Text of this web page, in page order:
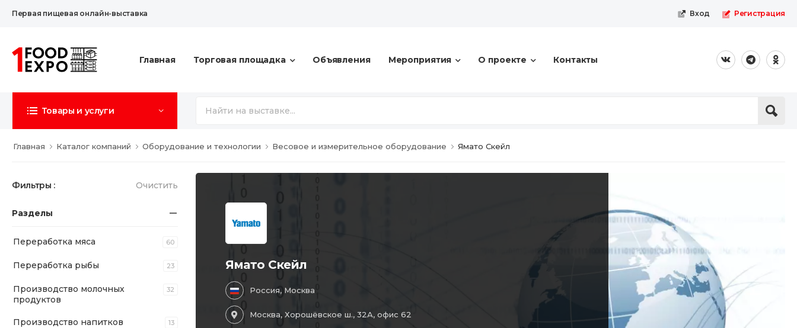
Первая пищевая онлайн-выставка Вход Регистрация
Главная Торговая площадка Объявления Мероприятия О проекте Контакты
Товары и услуги
Главная Каталог компаний Оборудование и технологии Весовое и измерительное оборудование Ямато Скейл
Фильтры : Очистить
Разделы
Переработка мяса 60
Переработка рыбы 23
Производство молочных
продуктов
32
Производство напитков 13
Ямато Скейл
Россия, Москва
Москва, Хорошёвское ш., 32А, офис 62